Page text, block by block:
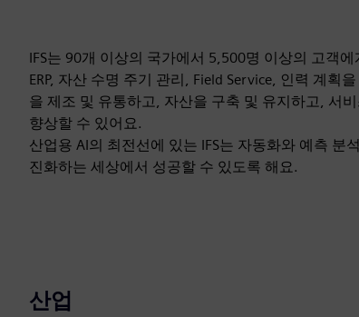
IFS는 90개 이상의 국가에서 5,500명 이상의 고객
ERP, 자산 수명 주기 관리, Field Service, 인력 계
을 제조 및 유통하고, 자산을 구축 및 유지하고, 서
향상할 수 있어요.
산업용 AI의 최전선에 있는 IFS는 자동화와 예측 분
진화하는 세상에서 성공할 수 있도록 해요.
산업